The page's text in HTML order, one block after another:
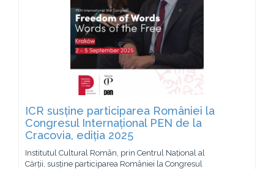
ICR susține participarea României la
Congresul Internațional PEN de la
Cracovia, ediția 2025
Institutul Cultural Român, prin Centrul Național al
Cărții, susține participarea României la Congresul